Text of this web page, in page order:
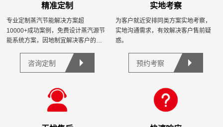
精准定制
专业定制蒸汽节能解决方案超
10000+成功案例，免费设计蒸汽源节
能系统方案，因地制宜解决客户的节
咨询定制
实地考察
为客户就近安排同类方案实地考察，
实地沟通需求，有效解决客户售前疑
惑。
预约考察